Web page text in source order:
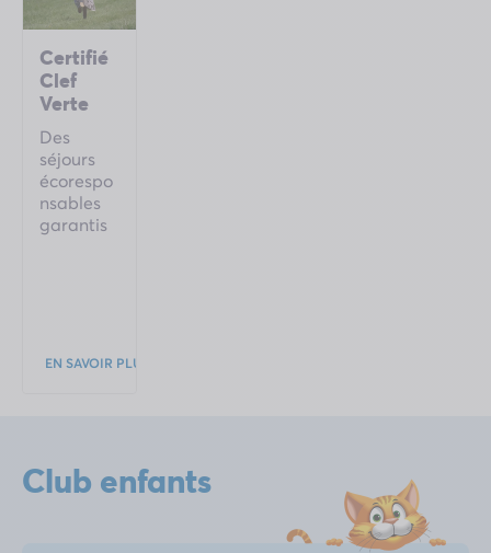
Certifié
Clef
Verte
Des
séjours
écorespo
nsables
garantis
EN SAVOIR PLUS
Club enfants